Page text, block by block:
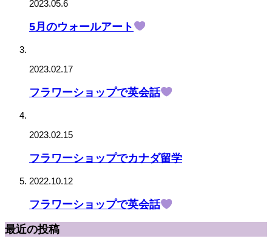
2023.05.6
5月のウォールアート
2023.02.17
フラワーショップで英会話
2023.02.15
フラワーショップでカナダ留学
2022.10.12
フラワーショップで英会話
最近の投稿